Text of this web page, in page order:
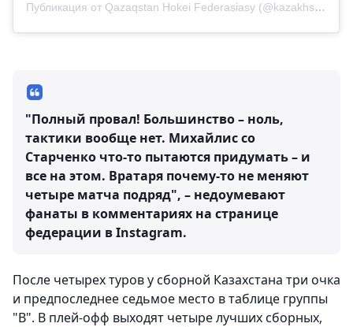
Публикация от Qazaqstan Hokei Federasiasy (@kazakhstanhockey)
"Полный провал! Большинство – ноль,
тактики вообще нет. Михайлис со
Старченко что-то пытаются придумать – и
все на этом. Вратаря почему-то не меняют
четыре матча подряд", – недоумевают
фанаты в комментариях на странице
федерации в Instagram.
После четырех туров у сборной Казахстана три очка
и предпоследнее седьмое место в таблице группы
"В". В плей-офф выходят четыре лучших сборных,